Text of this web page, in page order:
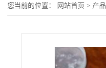
您当前的位置： 网站首页 > 产
老化寿命 混炼工艺易添加分散均